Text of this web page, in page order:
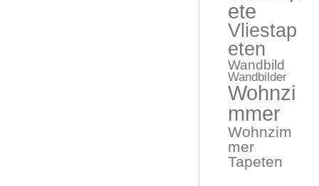
ete
Vliestap
eten
Wandbild
Wandbilder
Wohnzi
mmer
Wohnzim
mer
Tapeten